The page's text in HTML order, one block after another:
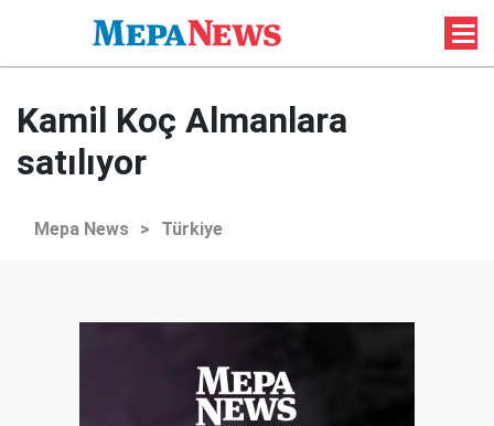
Kamil Koç Almanlara
satılıyor
Mepa News > Türkiye